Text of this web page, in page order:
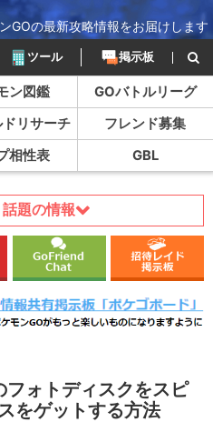
GOの最新攻略情報をお届けします
ツール 掲示板
ン図鑑
GOバトルリーグ
リサーチ
フレンド募集
相性表 GBL
題の情報
フォトディスクをスピ
をゲットする方法